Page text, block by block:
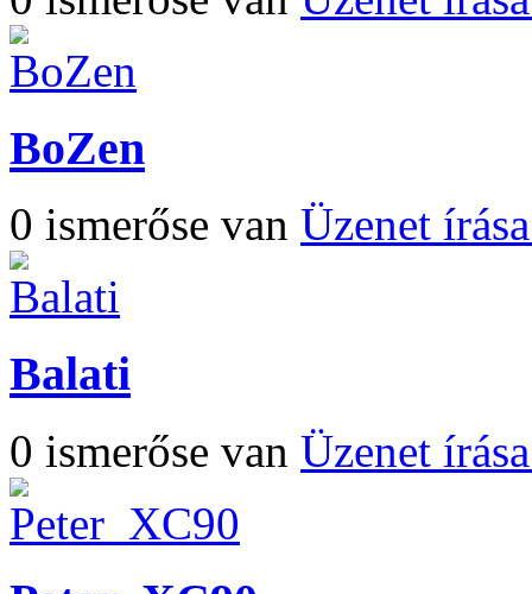
BoZen
0 ismerőse van Üzenet
Balati
0 ismerőse van Üzenet